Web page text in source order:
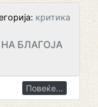
критика
БЛАГОЈА
Повеќе...